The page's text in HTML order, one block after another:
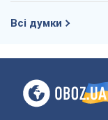
Всі думки